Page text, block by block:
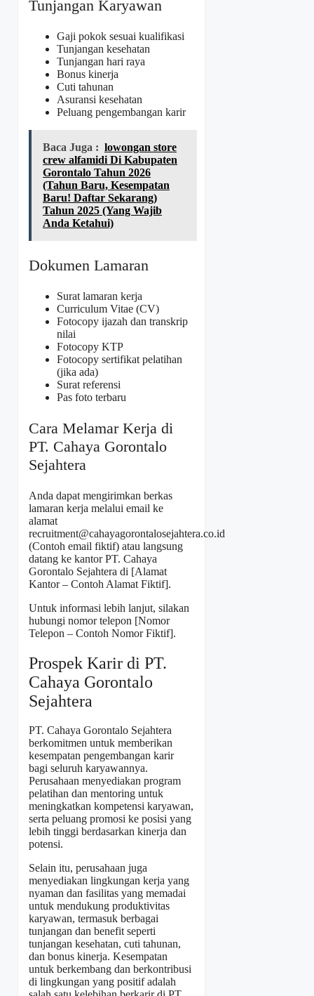
Tunjangan Karyawan
Gaji pokok sesuai kualifikasi
Tunjangan kesehatan
Tunjangan hari raya
Bonus kinerja
Cuti tahunan
Asuransi kesehatan
Peluang pengembangan karir
Baca Juga : lowongan store
crew alfamidi Di Kabupaten
Gorontalo Tahun 2026
(Tahun Baru, Kesempatan
Baru! Daftar Sekarang)
Tahun 2025 (Yang Wajib
Anda Ketahui)
Dokumen Lamaran
Surat lamaran kerja
Curriculum Vitae (CV)
Fotocopy ijazah dan transkrip
nilai
Fotocopy KTP
Fotocopy sertifikat pelatihan
(jika ada)
Surat referensi
Pas foto terbaru
Cara Melamar Kerja di
PT. Cahaya Gorontalo
Sejahtera
Anda dapat mengirimkan berkas
lamaran kerja melalui email ke
alamat
recruitment@cahayagorontalosejahtera.co.id
(Contoh email fiktif) atau langsung
datang ke kantor PT. Cahaya
Gorontalo Sejahtera di [Alamat
Kantor – Contoh Alamat Fiktif].
Untuk informasi lebih lanjut, silakan
hubungi nomor telepon [Nomor
Telepon – Contoh Nomor Fiktif].
Prospek Karir di PT.
Cahaya Gorontalo
Sejahtera
PT. Cahaya Gorontalo Sejahtera
berkomitmen untuk memberikan
kesempatan pengembangan karir
bagi seluruh karyawannya.
Perusahaan menyediakan program
pelatihan dan mentoring untuk
meningkatkan kompetensi karyawan,
serta peluang promosi ke posisi yang
lebih tinggi berdasarkan kinerja dan
potensi.
Selain itu, perusahaan juga
menyediakan lingkungan kerja yang
nyaman dan fasilitas yang memadai
untuk mendukung produktivitas
karyawan, termasuk berbagai
tunjangan dan benefit seperti
tunjangan kesehatan, cuti tahunan,
dan bonus kinerja. Kesempatan
untuk berkembang dan berkontribusi
di lingkungan yang positif adalah